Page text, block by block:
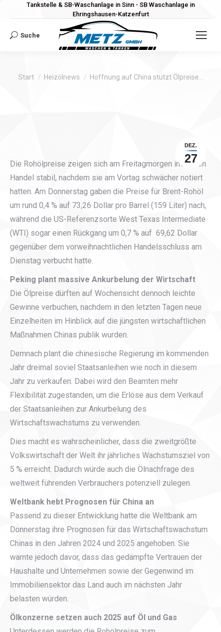
Tankstelle & SB-Waschanlage in Sinn - SB Waschanlage in
Ehringshausen-Katzenfurt
Search:
Suche
Sie befinden sich hier:
Start Heizölnews Hoffnung auf China stützt Ölpreise…
DEZ.
27
Die Rohölpreise zeigen sich am Freitagmorgen im frühen
Handel stabil, nachdem sie am Vortag schwächer notiert
hatten. Am Donnerstag gaben die Preise für Brent-Rohöl
um rund 0,4 % auf 73,26 Dollar pro Barrel (159 Liter) nach,
während die US-Referenzsorte West Texas Intermediate
(WTI) sogar einen Rückgang um 0,7 % auf 69,62 Dollar
gegenüber dem vorweihnachtlichen Handelsschluss am
Dienstag verbucht hatte.
Peking plant massive Ankurbelung der Wirtschaft
Die Ölpreise dürften auf Wochensicht dennoch leichte
Gewinne verbuchen, nachdem in den letzten Tagen neue
Einzelheiten im Hinblick auf die jüngsten wirtschaftlichen
Maßnahmen Chinas publik wurden.
Demnach plant die chinesische Regierung im kommenden
Jahr dreimal soviel Staatsanleihen wie noch in diesem
Jahr zu verkaufen. Dabei wird den Beamten mehr
Flexibilität zugestanden, um die Erlöse aus dem Verkauf
der Staatsanleihen zur Ankurbelung des
Wirtschaftswachstums zu verwenden.
Dies macht es wahrscheinlicher, dass die zweitgrößte
Volkswirtschaft der Welt ihr jährliches Wachstumsziel von
5 % erreicht. Dadurch würde auch die Ölnachfrage des
weltweit führenden Verbrauchers potenziell zulegen.
Weltbank hebt Prognosen für China an
Passend zu dieser Entwicklung hatte die Weltbank am
Donnerstag ihre Prognosen für das Wirtschaftswachstum
Chinas in den Jahren 2024 und 2025 angehoben. Sie
warnte jedoch davor, dass das gedämpfte Vertrauen der
Haushalte und Unternehmen sowie der Gegenwind im
Immobiliensektor das Land auch im nächsten Jahr
belasten würden.
Ölkonzerne setzen auch 2025 auf Öl und Gas